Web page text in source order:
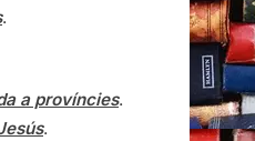
.
a províncies.
.